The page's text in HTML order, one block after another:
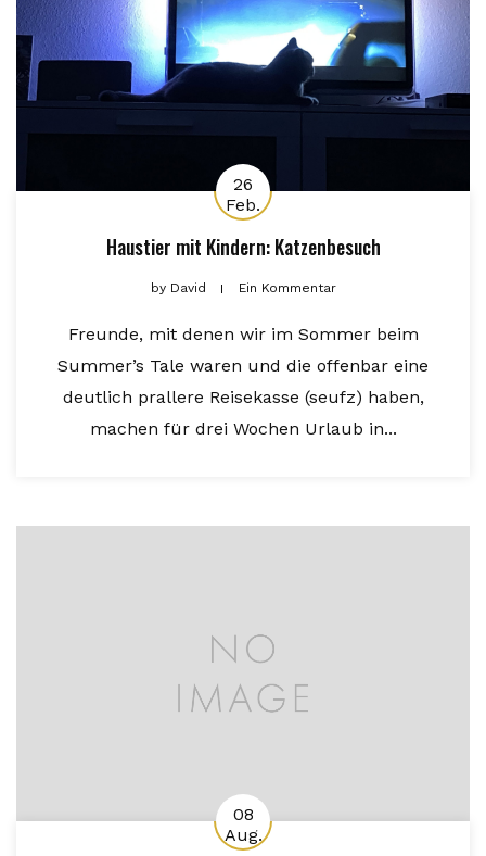
26
Feb.
Haustier mit Kindern: Katzenbesuch
byDavid Ein Kommentar
Freunde, mit denen wir im Sommer beim
Summer’s Tale waren und die offenbar eine
deutlich prallere Reisekasse (seufz) haben,
machen für drei Wochen Urlaub in...
08
Aug.